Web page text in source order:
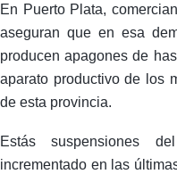
En Puerto Plata,
aseguran que en esa
producen apagones de
aparato productivo de los
de esta provincia.
Estás suspensiones
incrementado en las